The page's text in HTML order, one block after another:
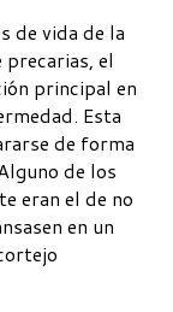
de vida de la
el
principal en
Esta
de forma
de los
eran el de no
en un